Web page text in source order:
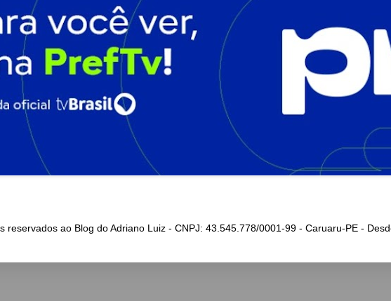
reservados ao Blog do Adriano Luiz - CNPJ: 43.545.778/0001-99 - Caruaru-PE -